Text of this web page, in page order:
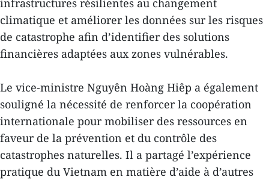
infrastructures résilientes au changement
climatique et améliorer les données sur les risques
de catastrophe afin d’identifier des solutions
financières adaptées aux zones vulnérables.
Le vice-ministre Nguyên Hoàng Hiêp a également
souligné la nécessité de renforcer la coopération
internationale pour mobiliser des ressources en
faveur de la prévention et du contrôle des
catastrophes naturelles. Il a partagé l’expérience
pratique du Vietnam en matière d’aide à d’autres